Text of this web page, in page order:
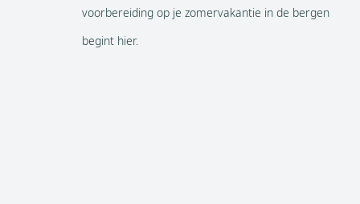
voorbereiding op je zomervakantie in de bergen
begint hier.